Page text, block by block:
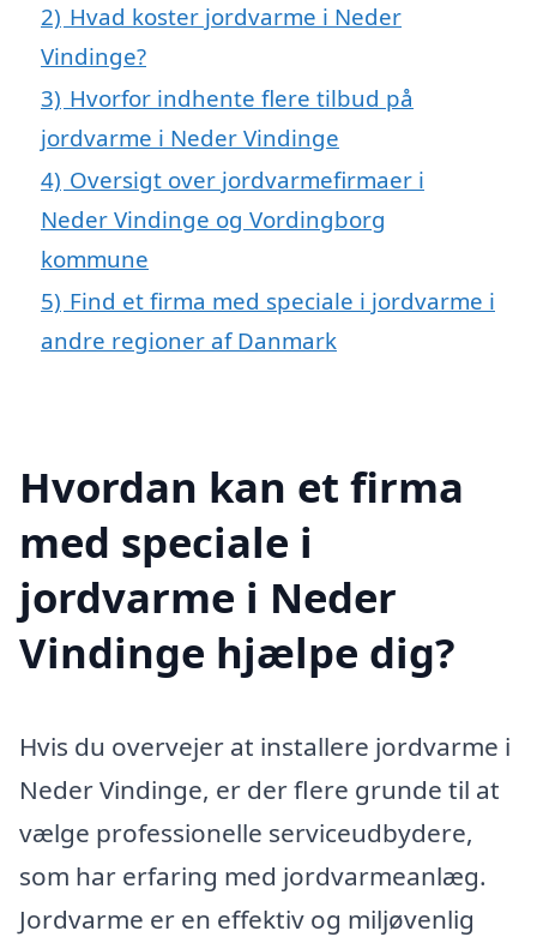
2) Hvad koster jordvarme i Neder
Vindinge?
3) Hvorfor indhente flere tilbud på
jordvarme i Neder Vindinge
4) Oversigt over jordvarmefirmaer i
Neder Vindinge og Vordingborg
kommune
5) Find et firma med speciale i jordvarme i
andre regioner af Danmark
Hvordan kan et firma
med speciale i
jordvarme i Neder
Vindinge hjælpe dig?
Hvis du overvejer at installere jordvarme i
Neder Vindinge, er der flere grunde til at
vælge professionelle serviceudbydere,
som har erfaring med jordvarmeanlæg.
Jordvarme er en effektiv og miljøvenlig